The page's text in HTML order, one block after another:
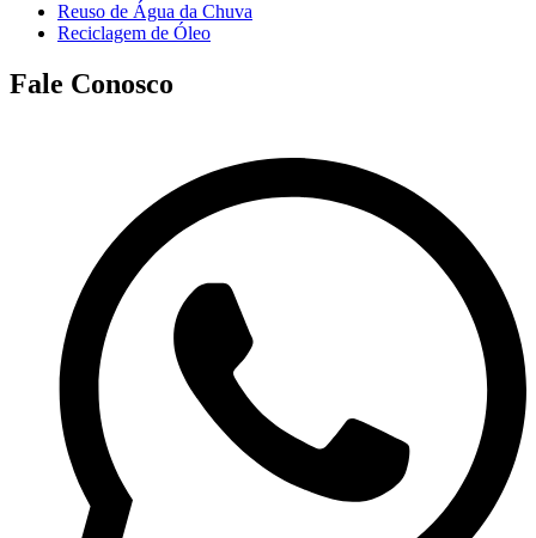
Reuso de Água da Chuva
Reciclagem de Óleo
Fale Conosco